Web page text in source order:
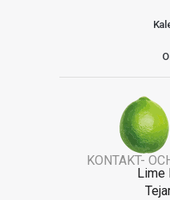
KONTAKT-
Lime